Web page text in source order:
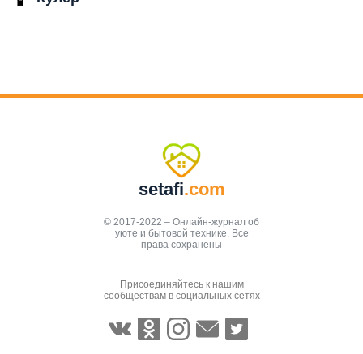
setafi.com
© 2017-2022 – Онлайн-журнал об
уюте и бытовой технике. Все
права сохранены
Присоединяйтесь к нашим
сообществам в социальных сетях